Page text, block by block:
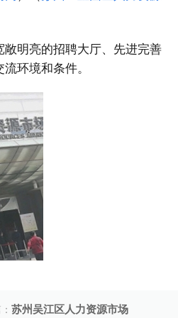
明亮的招聘大厅、先进完善
环境和条件。
苏州吴江区人力资源市场